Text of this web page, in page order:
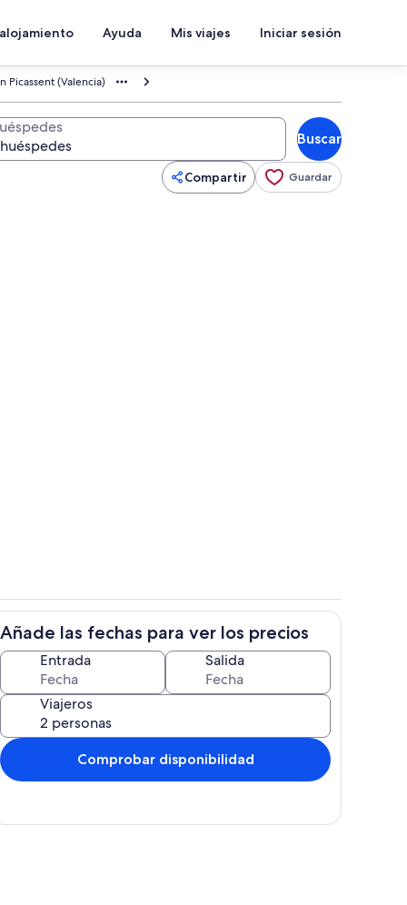
Ayuda Mis viajes Iniciar sesión
Picassent (Valencia)
Buscar
Compartir Guardar
alojamiento Cocina privada
Añade las fechas para ver los precios
Entrada Salida
Viajeros
Comprobar disponibilidad